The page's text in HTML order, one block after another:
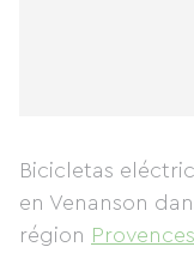
Bicicletas
en Venanson
région